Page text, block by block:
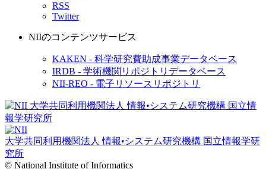
RSS
Twitter
NIIのコンテンツサービス
KAKEN - 科学研究費助成事業データベース
IRDB - 学術機関リポジトリデータベース
NII-REO - 電子リソースリポジトリ
大学共同利用機関法人 情報•システム研究機構 国立情報学研
究所
© National Institute of Informatics